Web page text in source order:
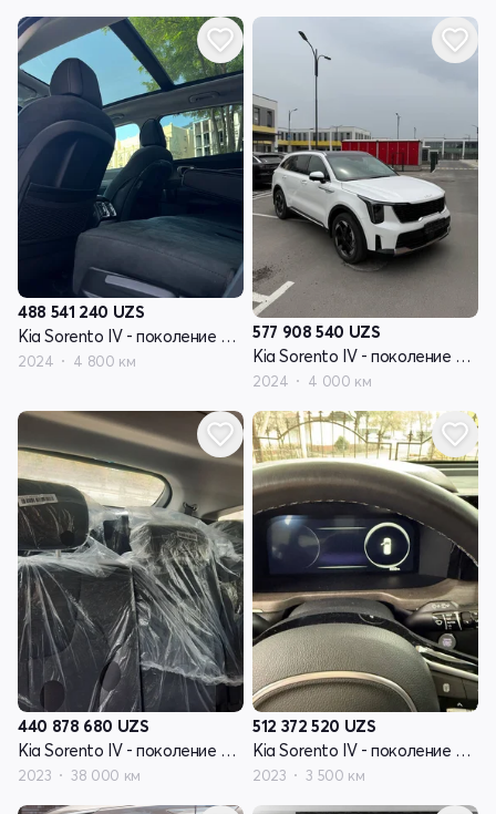
488 541 240 UZS
Kia Sorento IV - поколение рестайлинг
2024 4 800 км
577 908 540 UZS
Kia Sorento IV - поколение рестайлинг
2024 4 000 км
440 878 680 UZS
Kia Sorento IV - поколение рестайлинг
2023 38 000 км
512 372 520 UZS
Kia Sorento IV - поколение рестайлинг
2023 3 500 км